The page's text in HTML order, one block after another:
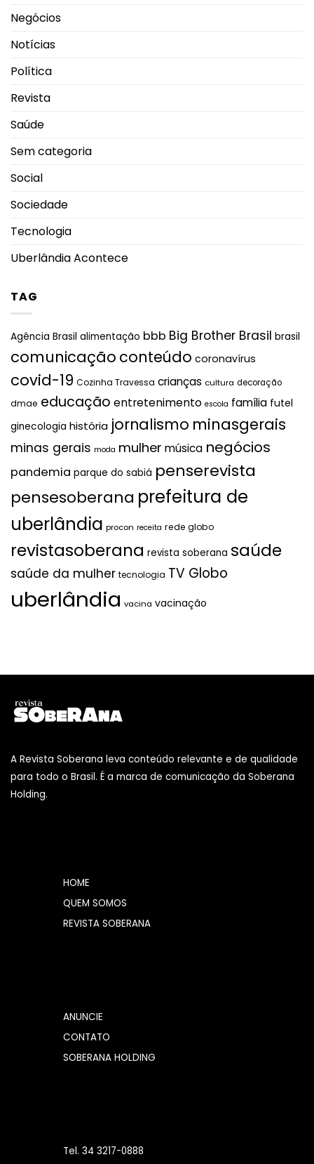
Negócios
Notícias
Política
Revista
Saúde
Sem categoria
Social
Sociedade
Tecnologia
Uberlândia Acontece
TAG
Agência Brasil alimentação bbb Big Brother Brasil brasil
comunicação conteúdo coronavírus
covid-19 Cozinha Travessa crianças cultura decoração
dmae educação entretenimento escola família futel
ginecologia história jornalismo minasgerais
minas gerais moda mulher música negócios
pandemia parque do sabiá penserevista
pensesoberana prefeitura de
uberlândia procon receita rede globo
revistasoberana revista soberana saúde
saúde da mulher tecnologia TV Globo
uberlândia vacina vacinação
A Revista Soberana leva conteúdo relevante e de qualidade
para todo o Brasil. É a marca de comunicação da Soberana
Holding.
HOME
QUEM SOMOS
REVISTA SOBERANA
ANUNCIE
CONTATO
SOBERANA HOLDING
Tel. 34 3217-0888